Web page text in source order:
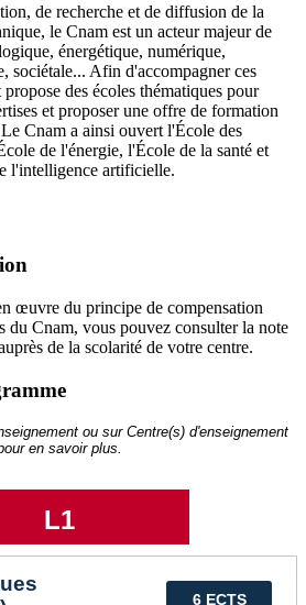
de recherche et de diffusion de la
le Cnam est un acteur majeur de
énergétique, numérique,
sociétale... Afin d'accompagner ces
des écoles thématiques pour
et proposer une offre de formation
Cnam a ainsi ouvert l'École des
de l'énergie, l'École de la santé et
l'intelligence artificielle.
œuvre du principe de compensation
du Cnam, vous pouvez consulter la note
de la scolarité de votre centre.
ou sur Centre(s) d'enseignement
en savoir plus.
L1
6 ECTS